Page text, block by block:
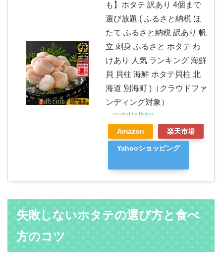
も】ホタテ 訳あり 4個まで
選び放題 ( ふるさと納税 ほ
たて ふるさと納税 訳あり 帆
立 刺身 ふるさと ホタテ わ
けあり 人気 ランキング 海鮮
貝 貝柱 海鮮 ホタテ貝柱 北
海道 別海町 )（クラウドファ
ンディング対象）
created by Rinker
Amazon 楽天市場
Yahooショッピング
失敗しないホタテの選び方と食べ
方のコツ